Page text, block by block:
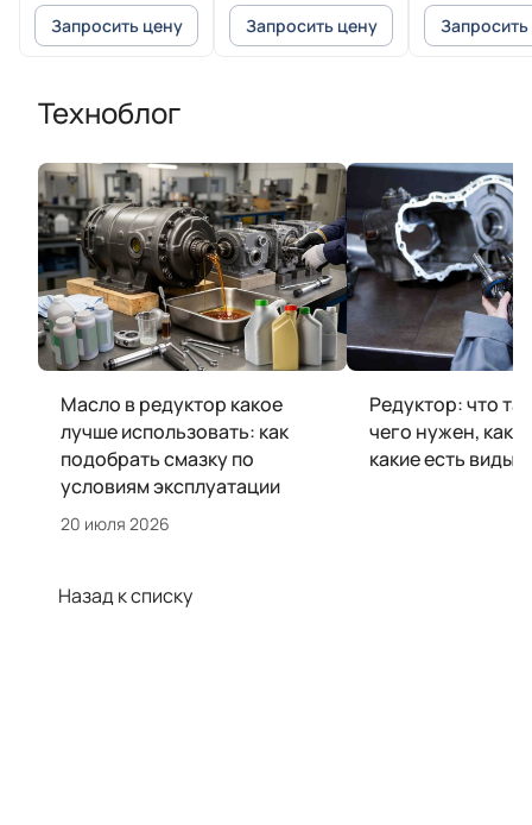
Запросить цену Запросить цену
Техноблог
Масло в редуктор какое
лучше использовать: как
подобрать смазку по
условиям эксплуатации
20 июля 2026
Редуктор: что
чего нужен, как
какие есть виды
Назад к списку